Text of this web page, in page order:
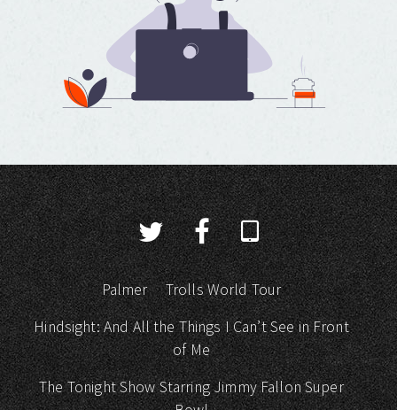
Palmer
Trolls World Tour
Hindsight: And All the Things I Can’t See in Front
of Me
The Tonight Show Starring Jimmy Fallon Super